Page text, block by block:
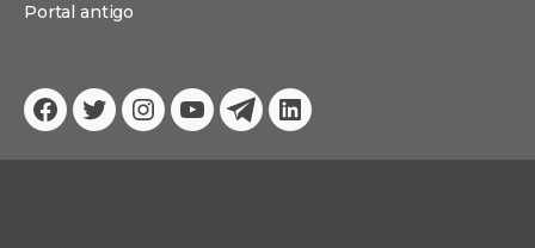
Facebook
TwitterInstagram
YouTube
TelegramLinkedin
Portal antigo